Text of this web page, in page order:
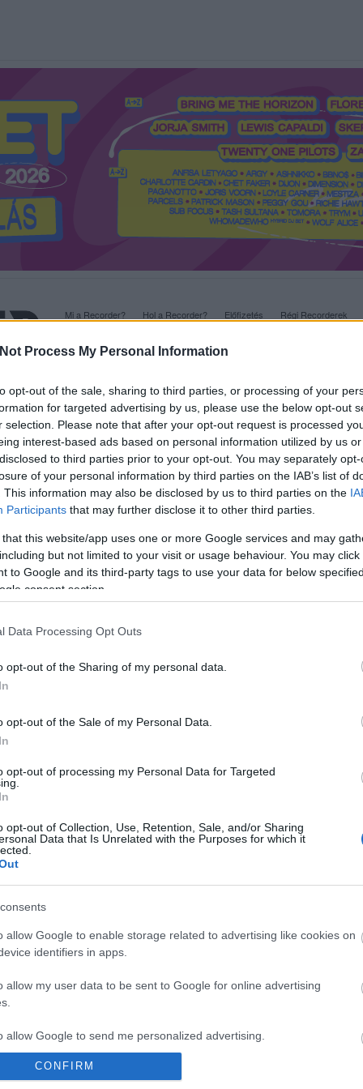
Process My Personal Information
opt-out of the sale, sharing to third parties, or processing of your
for targeted advertising by us, please use the below opt-out
selection. Please note that after your opt-out request is processed
interest-based ads based on personal information utilized by us
to third parties prior to your opt-out. You may separately
of your personal information by third parties on the IAB’s list of
This information may also be disclosed by us to third parties on the
Participants that may further disclose it to other third parties.
that this website/app uses one or more Google services and may
but not limited to your visit or usage behaviour. You may
to Google and its third-party tags to use your data for below
consent section.
Data Processing Opt Outs
opt-out of the Sharing of my personal data.
opt-out of the Sale of my Personal Data.
opt-out of processing my Personal Data for Targeted
opt-out of Collection, Use, Retention, Sale, and/or Sharing
Data that Is Unrelated with the Purposes for which it
allow Google to enable storage related to advertising like cookies on
identifiers in apps.
allow my user data to be sent to Google for online advertising
allow Google to send me personalized advertising.
allow Google to enable storage related to analytics like cookies on
CONFIRM
Interjú Lemezkritika Filmkritika Kultsarok
Mi a Recorder? Hol a Recorder? Előfizetés Régi Recorderek
PODCASTJAI ITT!
FRISS MAGYAR ZENÉK HETENTE!
HAZAI LEMEZEK.
HÁTTÉRBEN IS KÖZÉPPONTBAN.
SOROZATOK. 2005: EZ MENT HÚSZ ÉVE.
DOLOG A
COUNTRY (KRITIKA)
a Lovecraft Country szereplőinek nyakába azonban még
először a Recorder…